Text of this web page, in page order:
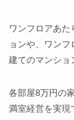
ワンフロアあた
ョンや、ワン
建てのマンショ
各部屋8万円の
満室経営を実現